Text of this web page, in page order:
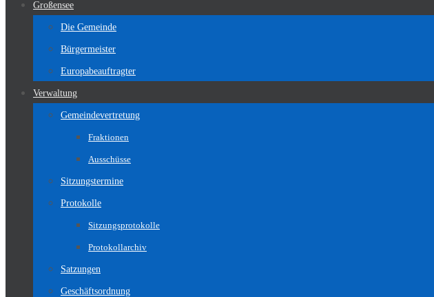
Großensee
Die Gemeinde
Bürgermeister
Europabeauftragter
Verwaltung
Gemeindevertretung
Fraktionen
Ausschüsse
Sitzungstermine
Protokolle
Sitzungsprotokolle
Protokollarchiv
Satzungen
Geschäftsordnung